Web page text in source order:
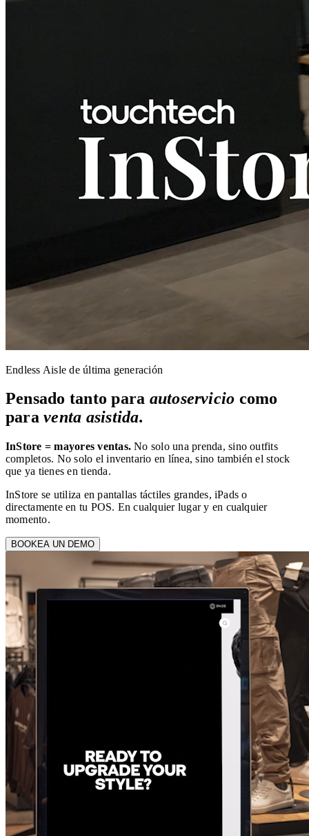
Endless Aisle de última generación
Pensado tanto para autoservicio como
paraventa asistida.
InStore = mayores ventas. No solo una prenda, sino outfits
completos. No solo el inventario en línea, sino también el stock
que ya tienes en tienda.
InStore se utiliza en pantallas táctiles grandes, iPads o
directamente en tu POS. En cualquier lugar y en cualquier
momento.
BOOKEA UN DEMO